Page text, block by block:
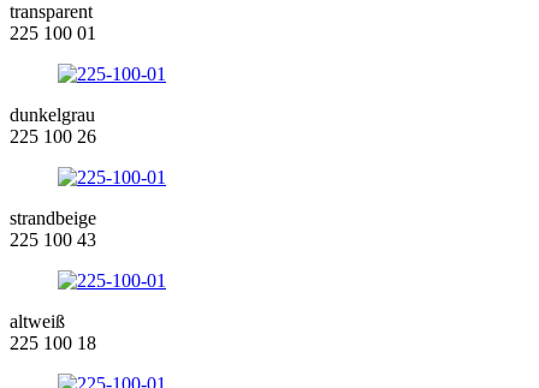
transparent
225 100 01
dunkelgrau
225 100 26
strandbeige
225 100 43
altweiß
225 100 18